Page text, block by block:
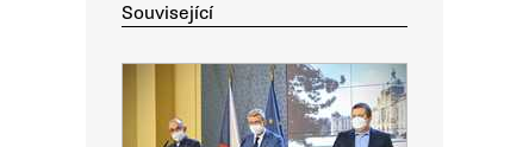
Související